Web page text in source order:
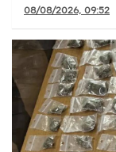
08/08/2026, 09:52